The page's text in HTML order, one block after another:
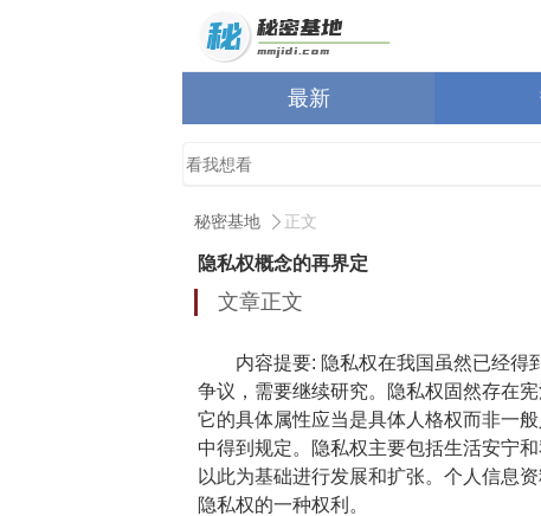
最新
秘密基地 正文
隐私权概念的再界定
文章正文
内容提要: 隐私权在我国虽然已经得
争议，需要继续研究。隐私权固然存在
它的具体属性应当是具体人格权而非一
中得到规定。隐私权主要包括生活安宁
以此为基础进行发展和扩张。个人信息
隐私权的一种权利。